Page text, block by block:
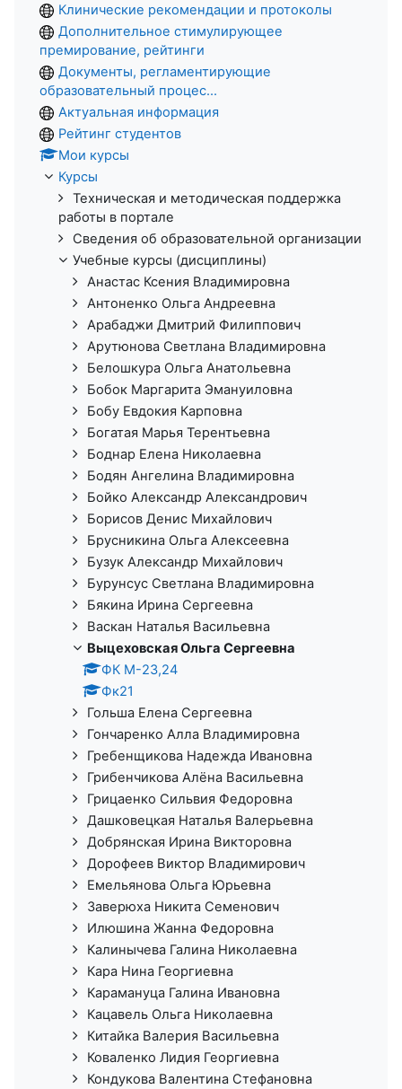
Клинические рекомендации и протоколы
Дополнительное стимулирующее
премирование, рейтинги
Документы, регламентирующие
образовательный процес...
Актуальная информация
Рейтинг студентов
Мои курсы
Курсы
Техническая и методическая поддержка
работы в портале
Сведения об образовательной организации
Учебные курсы (дисциплины)
Анастас Ксения Владимировна
Антоненко Ольга Андреевна
Арабаджи Дмитрий Филиппович
Арутюнова Светлана Владимировна
Белошкура Ольга Анатольевна
Бобок Маргарита Эмануиловна
Бобу Евдокия Карповна
Богатая Марья Терентьевна
Боднар Елена Николаевна
Бодян Ангелина Владимировна
Бойко Александр Александрович
Борисов Денис Михайлович
Брусникина Ольга Алексеевна
Бузук Александр Михайлович
Бурунсус Светлана Владимировна
Бякина Ирина Сергеевна
Васкан Наталья Васильевна
Выцеховская Ольга Сергеевна
ФК М-23,24
Фк21
Гольша Елена Сергеевна
Гончаренко Алла Владимировна
Гребенщикова Надежда Ивановна
Грибенчикова Алёна Васильевна
Грицаенко Сильвия Федоровна
Дашковецкая Наталья Валерьевна
Добрянская Ирина Викторовна
Дорофеев Виктор Владимирович
Емельянова Ольга Юрьевна
Заверюха Никита Семенович
Илюшина Жанна Федоровна
Калинычева Галина Николаевна
Кара Нина Георгиевна
Карамануца Галина Ивановна
Кацавель Ольга Николаевна
Китайка Валерия Васильевна
Коваленко Лидия Георгиевна
Кондукова Валентина Стефановна